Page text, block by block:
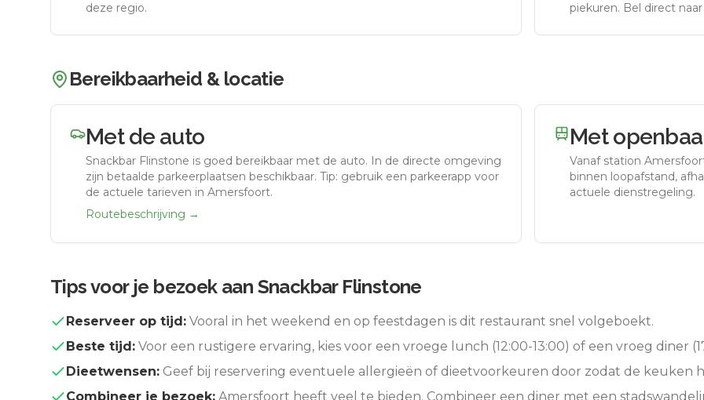
deze regio.
piekuren. Bel direct naar
Bereikbaarheid & locatie
Met de auto
Snackbar Flinstone is goed bereikbaar met de auto. In de directe omgeving
zijn betaalde parkeerplaatsen beschikbaar. Tip: gebruik een parkeerapp voor
de actuele tarieven in Amersfoort.
Routebeschrijving →
Met
Vanaf station
binnen loopafstand,
actuele dienstregeling.
Tips voor je bezoek aan Snackbar Flinstone
Reserveer op tijd: Vooral in het weekend en op feestdagen is dit restaurant snel volgeboekt.
Beste tijd: Voor een rustigere ervaring, kies voor een vroege lunch (12:00-13:00) of een vroeg diner
Dieetwensen: Geef bij reservering eventuele allergieën of dieetvoorkeuren door zodat de keuken
Combineer je bezoek: Amersfoort heeft veel te bieden. Combineer een diner met een